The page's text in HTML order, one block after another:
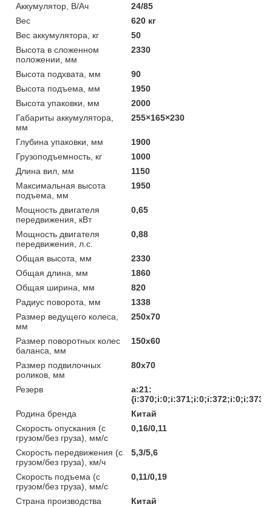
Аккумулятор, В/Ач
24/85
Вес
620 кг
Вес аккумулятора, кг
50
Высота в сложенном
положении, мм
2330
Высота подхвата, мм
90
Высота подъема, мм
1950
Высота упаковки, мм
2000
Габариты аккумулятора,
мм
255×165×230
Глубина упаковки, мм
1900
Грузоподъемность, кг
1000
Длина вил, мм
1150
Максимальная высота
подъема, мм
1950
Мощность двигателя
передвижения, кВт
0,65
Мощность двигателя
передвижения, л.с.
0,88
Общая высота, мм
2330
Общая длина, мм
1860
Общая ширина, мм
820
Радиус поворота, мм
1338
Размер ведущего колеса,
мм
250х70
Размер поворотных колес
баланса, мм
150х60
Размер подвилочных
роликов, мм
80х70
Резерв
a:21:
Родина бренда
Китай
Скорость опускания (с
грузом/без груза), мм/с
0,16/0,11
Скорость передвижения (с
грузом/без груза), км/ч
5,3/5,6
Скорость подъема (с
грузом/без груза), мм/с
0,11/0,19
Страна производства
Китай